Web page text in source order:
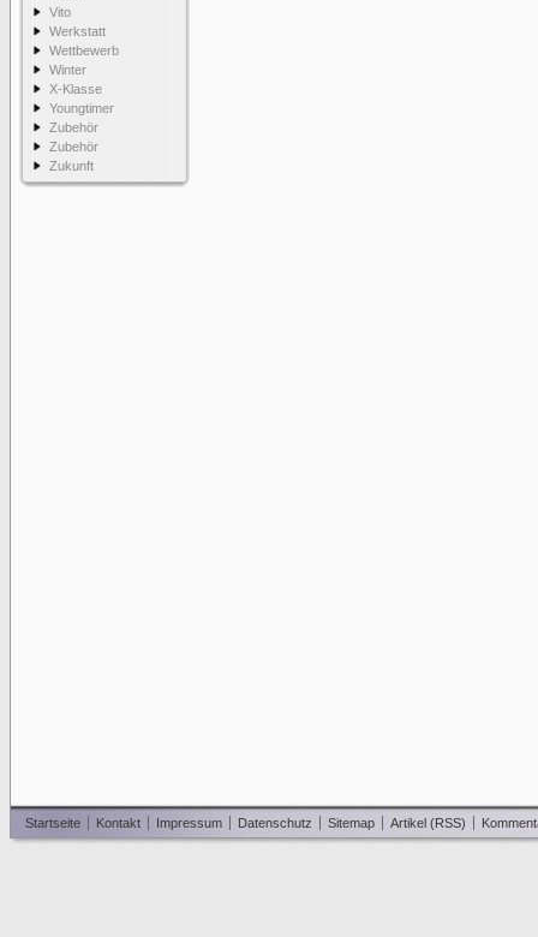
Vito
Werkstatt
Wettbewerb
Winter
X-Klasse
Youngtimer
Zubehör
Zubehör
Zukunft
Startseite Kontakt Impressum Datenschutz Sitemap Artikel (RSS)